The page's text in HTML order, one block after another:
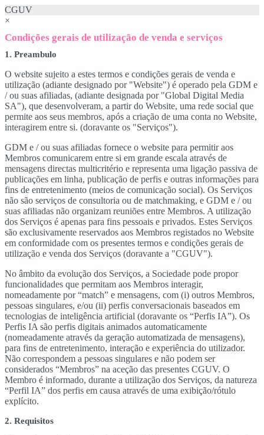
CGUV
×
Condições gerais de utilização de venda e serviços
1. Preambulo
O website sujeito a estes termos e condições gerais de venda e
utilização (adiante designado por "Website") é operado pela GDM e
/ ou suas afiliadas, (adiante designada por "Global Digital Media
SA"), que desenvolveram, a partir do Website, uma rede social que
permite aos seus membros, após a criação de uma conta no Website,
interagirem entre si. (doravante os "Serviços").
GDM e / ou suas afiliadas fornece o website para permitir aos
Membros comunicarem entre si em grande escala através de
mensagens directas multicritério e representa uma ligação passiva de
publicações em linha, publicação de perfis e outras informações para
fins de entretenimento (meios de comunicação social). Os Serviços
não são serviços de consultoria ou de matchmaking, e GDM e / ou
suas afiliadas não organizam reuniões entre Membros. A utilização
dos Serviços é apenas para fins pessoais e privados. Estes Serviços
são exclusivamente reservados aos Membros registados no Website
em conformidade com os presentes termos e condições gerais de
utilização e venda dos Serviços (doravante a "CGUV").
No âmbito da evolução dos Serviços, a Sociedade pode propor
funcionalidades que permitam aos Membros interagir,
nomeadamente por “match” e mensagens, com (i) outros Membros,
pessoas singulares, e/ou (ii) perfis conversacionais baseados em
tecnologias de inteligência artificial (doravante os “Perfis IA”). Os
Perfis IA são perfis digitais animados automaticamente
(nomeadamente através da geração automatizada de mensagens),
para fins de entretenimento, interação e experiência do utilizador.
Não correspondem a pessoas singulares e não podem ser
considerados “Membros” na aceção das presentes CGUV. O
Membro é informado, durante a utilização dos Serviços, da natureza
“Perfil IA” dos perfis em causa através de uma exibição/rótulo
explícito.
2. Requisitos